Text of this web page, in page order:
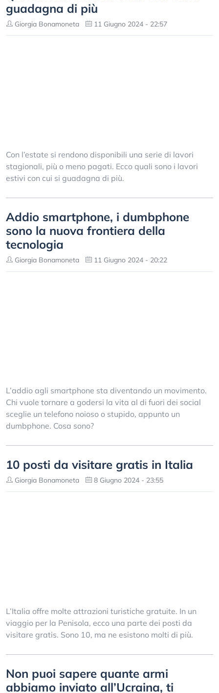
guadagna di più
Giorgia Bonamoneta 11 Giugno 2024 - 22:57
Con l’estate si rendono disponibili una serie di lavori
stagionali, più o meno pagati. Ecco quali sono i lavori
estivi con cui si guadagna di più.
Addio smartphone, i dumbphone
sono la nuova frontiera della
tecnologia
Giorgia Bonamoneta 11 Giugno 2024 - 20:22
L’addio agli smartphone sta diventando un movimento.
Chi vuole tornare a godersi la vita al di fuori dei social
sceglie un telefono noioso o stupido, appunto un
dumbphone. Cosa sono?
10 posti da visitare gratis in Italia
Giorgia Bonamoneta 8 Giugno 2024 - 23:55
L’Italia offre molte attrazioni turistiche gratuite. In un
viaggio per la Penisola, ecco una parte dei posti da
visitare gratis. Sono 10, ma ne esistono molti di più.
Non puoi sapere quante armi
abbiamo inviato all’Ucraina, ti